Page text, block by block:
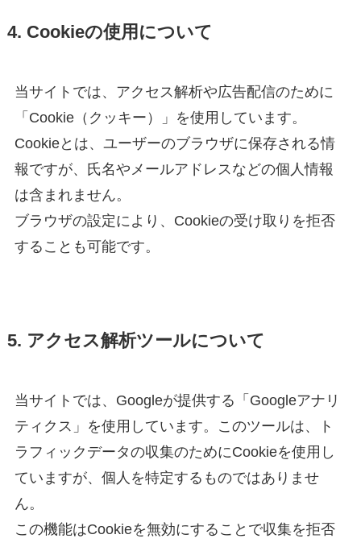
4. Cookieの使用について
当サイトでは、アクセス解析や広告配信のために
「Cookie（クッキー）」を使用しています。
Cookieとは、ユーザーのブラウザに保存される情
報ですが、氏名やメールアドレスなどの個人情報
は含まれません。
ブラウザの設定により、Cookieの受け取りを拒否
することも可能です。
5. アクセス解析ツールについて
当サイトでは、Googleが提供する「Googleアナリ
ティクス」を使用しています。このツールは、ト
ラフィックデータの収集のためにCookieを使用し
ていますが、個人を特定するものではありませ
ん。
この機能はCookieを無効にすることで収集を拒否